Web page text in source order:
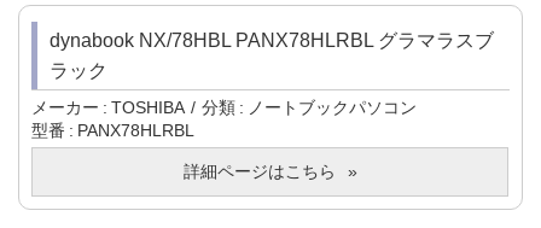
dynabook NX/78HBL PANX78HLRBL グラマラスブ
ラック
メーカー TOSHIBA 分類
ノートブックパソコン
型番
PANX78HLRBL
詳細ページはこちら